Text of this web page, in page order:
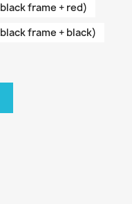
frame + red)
frame + black)